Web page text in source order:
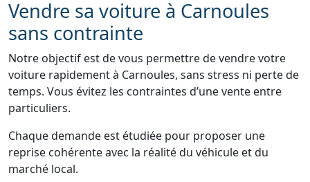
Vendre sa voiture à Carnoules
sans contrainte
Notre objectif est de vous permettre de vendre votre
voiture rapidement à Carnoules, sans stress ni perte de
temps. Vous évitez les contraintes d’une vente entre
particuliers.
Chaque demande est étudiée pour proposer une
reprise cohérente avec la réalité du véhicule et du
marché local.